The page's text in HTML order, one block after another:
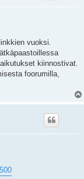
vuoksi.
kiinnostivat.
foorumilla,